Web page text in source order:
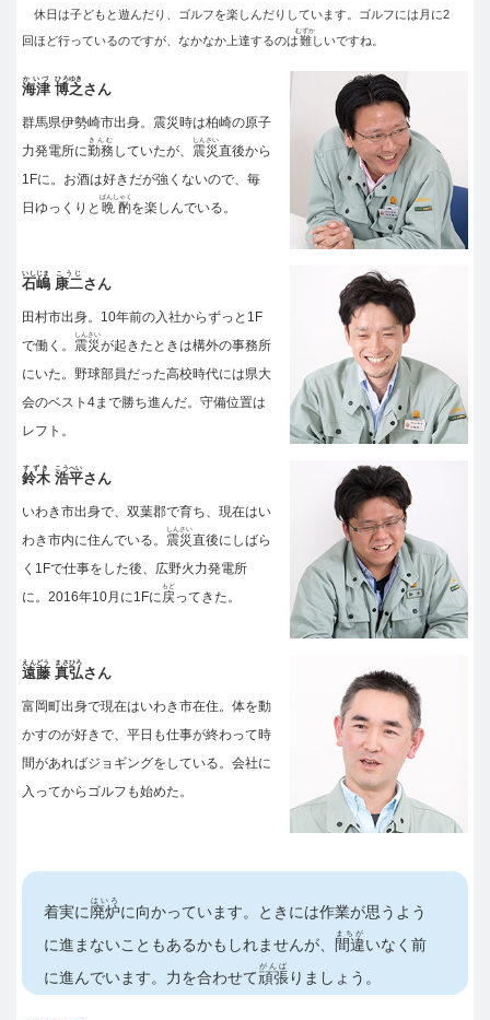
休日は子どもと遊んだり、ゴルフを楽しんだりしています。ゴルフには月に2
回ほど行っているのですが、なかなか上達するのは難
むずか
しいですね。
海津
かいづ
博之
ひろゆき
さん
群馬県伊勢崎市出身。震災時は柏崎の原子
力発電所に勤務
きんむ
していたが、 震災
しんさい
直後から
1Fに。お酒は好きだが強くないので、毎
日ゆっくりと 晩酌
ばんしゃく
を楽しんでいる。
石嶋
いしじま
康二
こうじ
さん
田村市出身。10年前の入社からずっと1F
で働く。 震災
しんさい
が起きたときは構外の事務所
にいた。野球部員だった高校時代には県大
会のベスト4まで勝ち進んだ。守備位置は
レフト。
鈴木
すずき
浩平
こうへい
さん
いわき市出身で、双葉郡で育ち、現在はい
わき市内に住んでいる。 震災
しんさい
直後にしばら
く1Fで仕事をした後、広野火力発電所
に。2016年10月に1Fに戻
もど
ってきた。
遠藤
えんどう
真弘
まさひろ
さん
富岡町出身で現在はいわき市在住。体を動
かすのが好きで、平日も仕事が終わって時
間があればジョギングをしている。会社に
入ってからゴルフも始めた。
着実に廃炉
はいろ
に向かっています。ときには作業が思うよう
に進まないこともあるかもしれませんが、
間違
まちが
いなく前
に進んでいます。力を合わせて頑張
がんば
りましょう。